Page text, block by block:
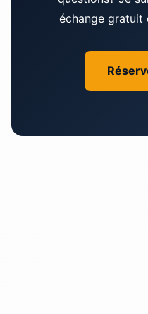
vérifier votre secteur
chances que nous
échange gratuit